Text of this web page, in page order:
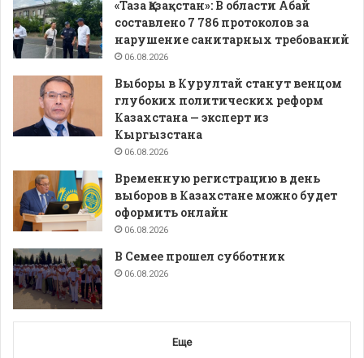
«Таза Қазақстан»: В области Абай
составлено 7 786 протоколов за
нарушение санитарных требований
06.08.2026
Выборы в Курултай станут венцом
глубоких политических реформ
Казахстана — эксперт из
Кыргызстана
06.08.2026
Временную регистрацию в день
выборов в Казахстане можно будет
оформить онлайн
06.08.2026
В Семее прошел субботник
06.08.2026
Еще